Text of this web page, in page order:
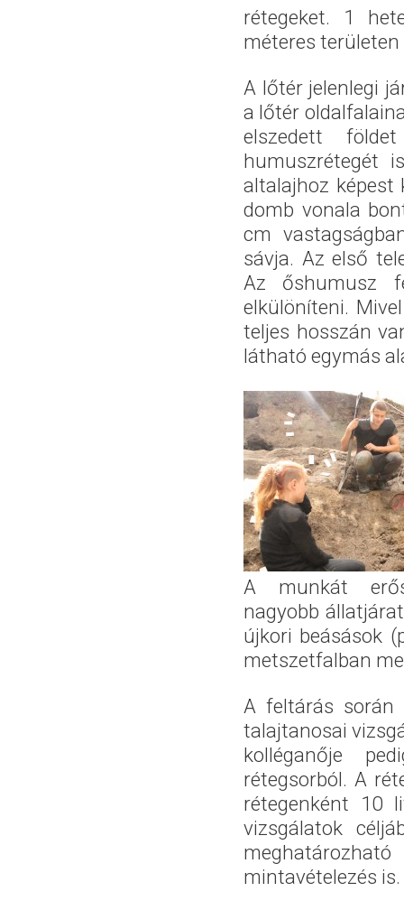
rétegeket. 1
méteres
A lőtér jelenlegi
a lőtér
elszedett
humuszrétegét
altalajhoz képest
domb vonala
cm
sávja. Az első
Az őshumusz
elkülöníteni.
teljes hosszán
látható egymás
A munkát
nagyobb
újkori beásások
metszetfalban
A feltárás
talajtanosai
kolléganője
rétegsorból. A
rétegenként 10
vizsgálatok
mintavételezés is.